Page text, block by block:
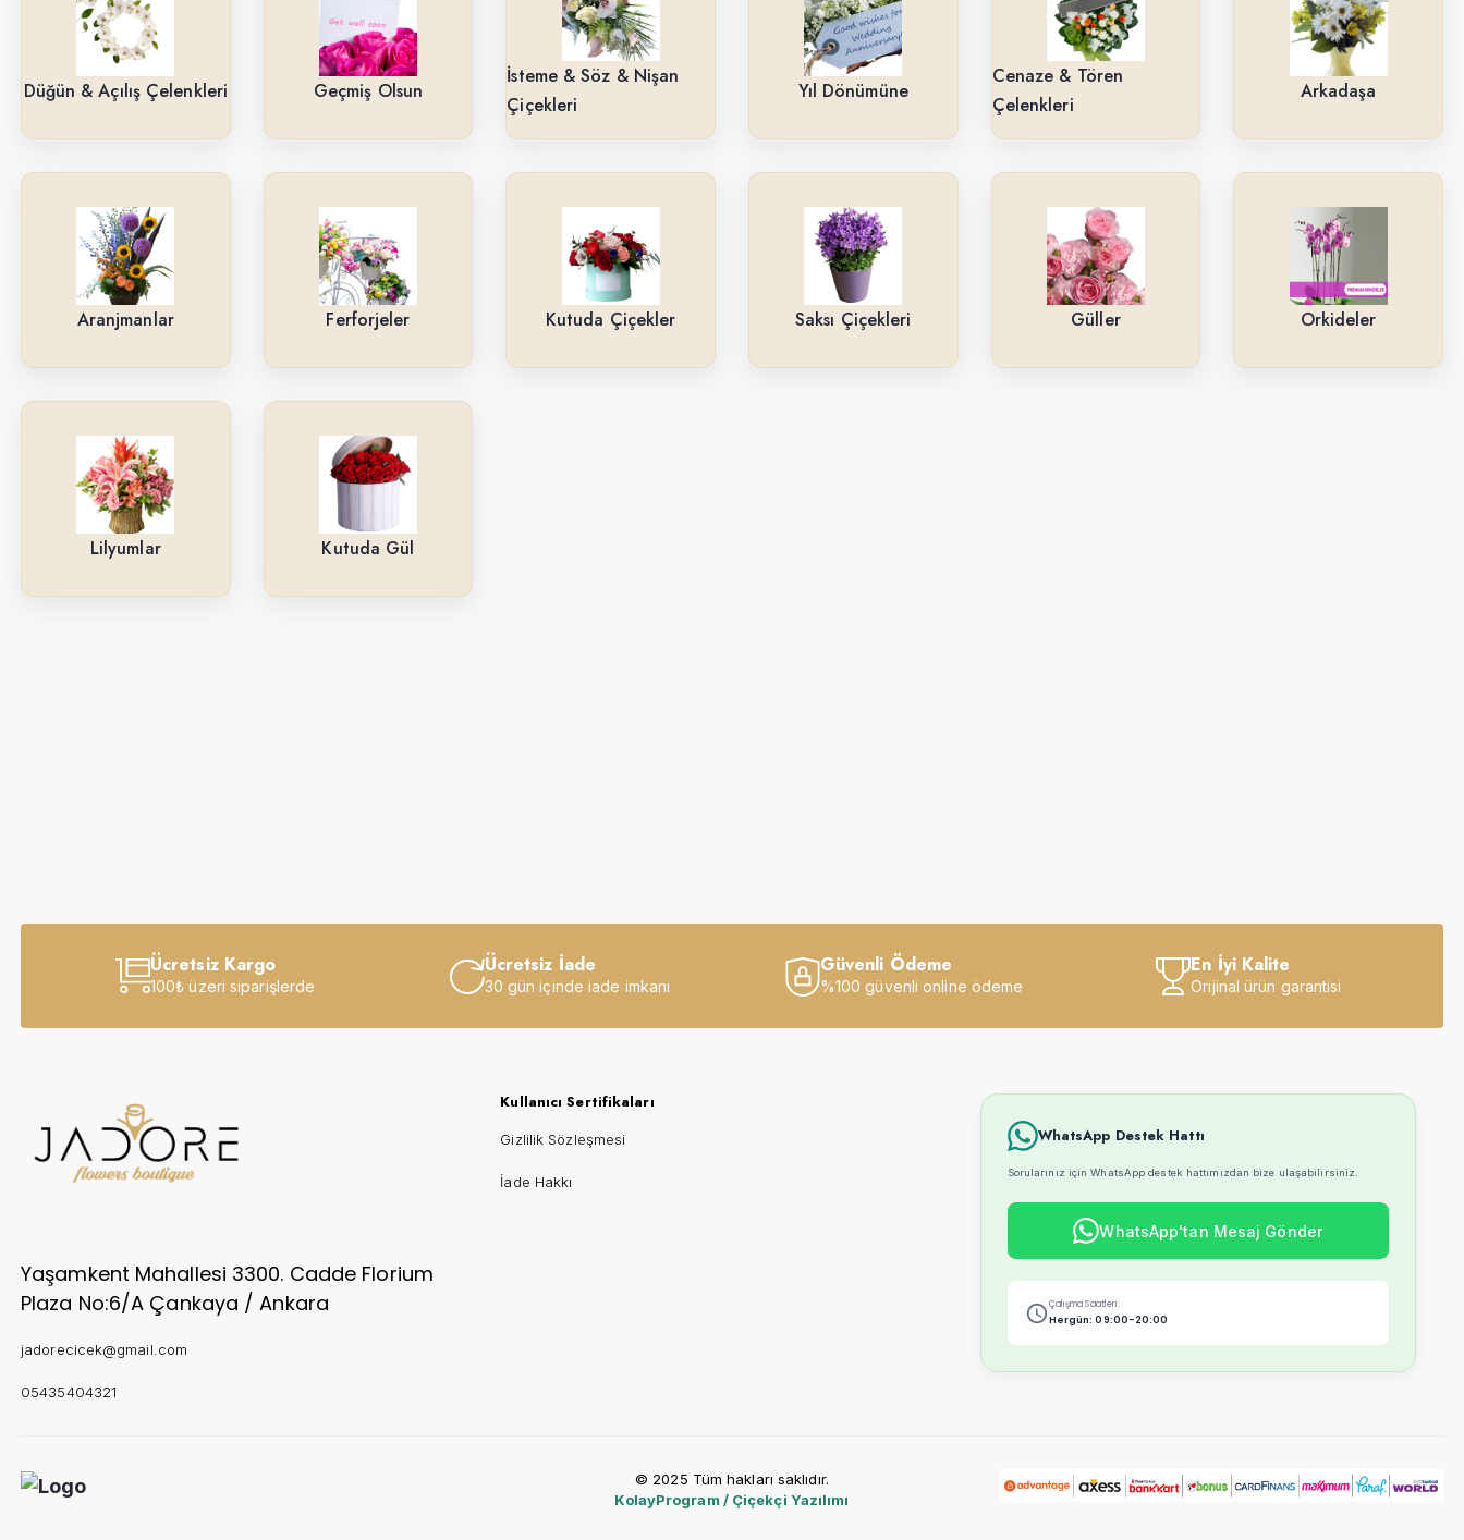
Yıl Dönümüne
Güller
Cenaze & Tören Çelenkleri
Tasarım Buketler
Orkideler
Ne İçin ?
Ürün Çeşitlerimiz
Aranjmanlar
Lilyumlar
Arkadaşa
Kutuda Gül
Düğün & Açılış Çelenkleri Geçmiş Olsun
İsteme & Söz & Nişan
Çiçekleri
Yıl Dönümüne
Cenaze & Tören
Çelenkleri
Arkadaşa
Aranjmanlar Ferforjeler Kutuda Çiçekler Saksı Çiçekleri Güller Orkideler
Lilyumlar Kutuda Gül
Ücretsiz Kargo
100₺ üzeri siparişlerde
Ücretsiz İade
30 gün içinde iade imkanı
Güvenli Ödeme
%100 güvenli online ödeme
En İyi Kalite
Orijinal ürün garantisi
Yaşamkent Mahallesi 3300. Cadde Florium
Plaza No:6/A Çankaya / Ankara
jadorecicek@gmail.com
05435404321
Kullanıcı Sertifikaları
Gizlilik Sözleşmesi
İade Hakkı
WhatsApp Destek Hattı
Sorularınız için WhatsApp destek hattımızdan bize ulaşabilirsiniz.
WhatsApp'tan Mesaj Gönder
Çalışma Saatleri:
Hergün: 09:00-20:00
© 2025 Tüm hakları saklıdır.
KolayProgram / Çiçekçi Yazılımı